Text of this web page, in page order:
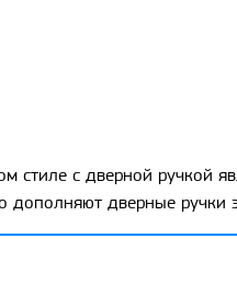
стиле с дверной ручкой
дополняют дверные ручки